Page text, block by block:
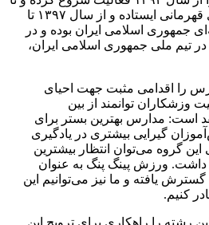
به حال بدون وقفه بر سکوی قهرمانی ایستاده و از سال ۱۳۹۷ تا
جمهوری اسلامی ایران بوده و در
مسابقات جهانی سال ۲۰۲۰ در تیم ملی جمهوری اسلامی ایران،
را اقدامی مثبت جهت احیای
وزشکاران توانمند از بین
است: مدارس بهترین بستر برای
گیرایی بیشتری در یادگیری
این گروه می‌توان انتظار بیشترین
ورزش پینگ پنگ به عنوان
یافته و ما نیز می‌توانیم این
کنیم.
رشته را راهکاری برای ترویج این